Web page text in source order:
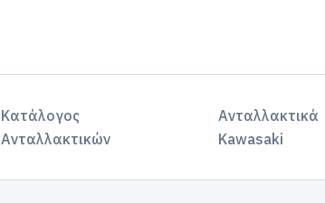
Κατάλογος
Ανταλλακτικών
Ανταλλακτικά
Kawasaki